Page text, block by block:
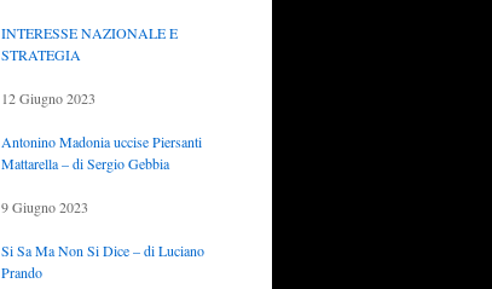
INTERESSE NAZIONALE E
STRATEGIA
12 Giugno 2023
Antonino Madonia uccise Piersanti
Mattarella – di Sergio Gebbia
9 Giugno 2023
Si Sa Ma Non Si Dice – di Luciano
Prando